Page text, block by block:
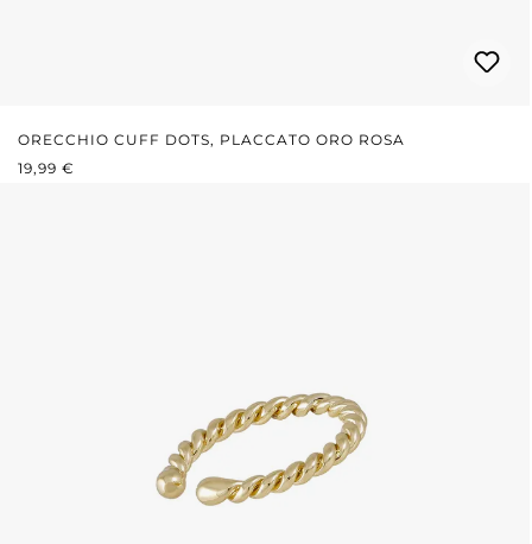
ORECCHIO CUFF DOTS, PLACCATO ORO ROSA
PREZZO NORMALE:
19,99 €